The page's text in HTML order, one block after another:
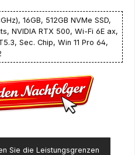
16GB, 512GB NVMe SSD,
NVIDIA RTX 500, Wi-Fi 6E ax,
Sec. Chip, Win 11 Pro 64,
Sie die Leistungsgrenzen